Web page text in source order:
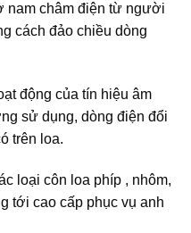
nam châm điện từ người
cách đảo chiều dòng
động của tín hiệu âm
sử dụng, dòng điện đổi
trên loa.
loại côn loa phíp , nhôm,
tới cao cấp phục vụ anh